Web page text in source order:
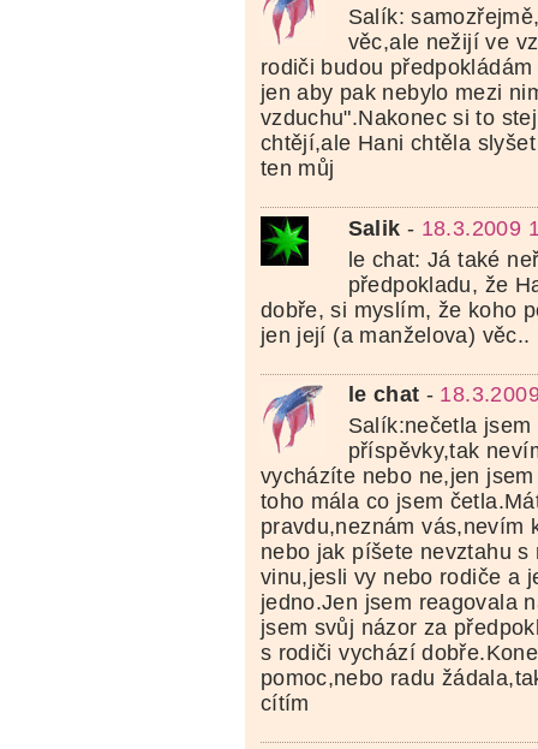
Salík:
věc,ale nežijí ve
rodiči budou
jen aby pak nebylo mezi
vzduchu".Nakonec si to
chtějí,ale Hani chtěla
ten můj
Salik - 18.3.2009
le chat: Já také
předpokladu, že
dobře, si myslím, že koho
jen její (a manželova) věc..
le chat -
Salík:nečetla jsem
příspěvky,tak
vycházíte nebo ne,jen
toho mála co jsem
pravdu,neznám vás,nevím
nebo jak píšete nevztahu
vinu,jesli vy nebo rodiče a
jedno.Jen jsem reagovala
jsem svůj názor za
s rodiči vychází
pomoc,nebo radu
cítím